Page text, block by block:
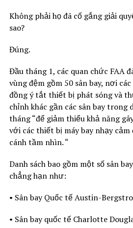
Không phải họ đã cố gắng giải
sao?
Đúng.
Đầu tháng 1, các quan chức FAA
vùng đệm gồm 50 sân bay, nơi
đồng ý tắt thiết bị phát sóng và
chỉnh khác gần các sân bay trong
tháng “để giảm thiểu khả năng
với các thiết bị máy bay nhạy
cánh tầm nhìn. “
Danh sách bao gồm một số sân
chẳng hạn như:
• Sân bay Quốc tế Austin-
• Sân bay quốc tế Charlotte